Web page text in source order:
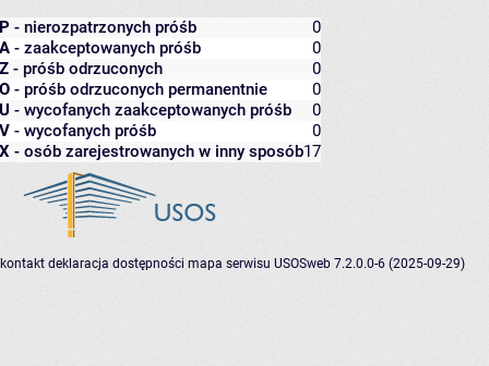
P - nierozpatrzonych próśb
0
A - zaakceptowanych próśb
0
Z - próśb odrzuconych
0
O - próśb odrzuconych permanentnie
0
U - wycofanych zaakceptowanych próśb
0
V - wycofanych próśb
0
X - osób zarejestrowanych w inny sposób17
kontakt deklaracja dostępności mapa serwisu USOSweb 7.2.0.0-6 (2025-09-29)